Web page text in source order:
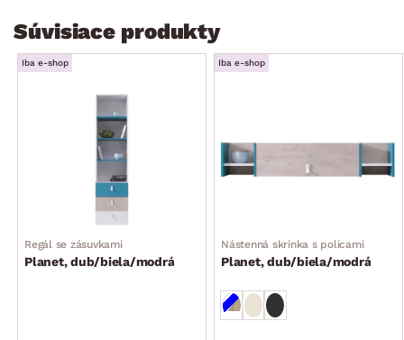
Súvisiace produkty
Iba e-shop
Regál se zásuvkami
Planet, dub/biela/modrá
Iba e-shop
Nástenná skrinka s policami
Planet, dub/biela/modrá